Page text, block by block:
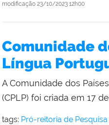
modificação 23/10/2023 12h00
Comunidade
Língua
A Comunidade dos
(CPLP) foi criada em 17
tags: Pró-reitoria de